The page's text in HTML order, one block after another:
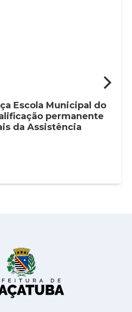
Escola Municipal do
permanente
da Assistência